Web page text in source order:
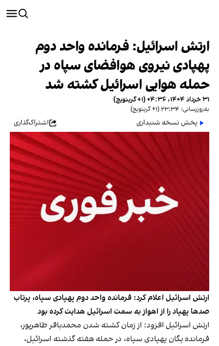
ارتش اسرائیل: فرمانده واحد دوم
پهپادی نیروی هوافضای سپاه در
حمله هوایی اسرائیل کشته شد
۳۱ خرداد ۱۴۰۴، ۰۴:۳۶ (‎+۱ گرینویچ)
به‌روزرسانی: ۲۳:۳۴ (‎+۱ گرینویچ)
پخش نسخه شنیداری اشتراک‌گذاری
ارتش اسرائیل اعلام کرد: فرمانده واحد دوم پهپادی سپاه، پرتاب
صدها پهپاد را از اهواز به سمت اسرائیل هدایت کرده بود
ارتش اسرائیل افزود: از زمان کشته شدن محمدباقر طاهرپور،
فرمانده یگان پهپادی سپاه، در حمله هفته گذشته اسرائیل،